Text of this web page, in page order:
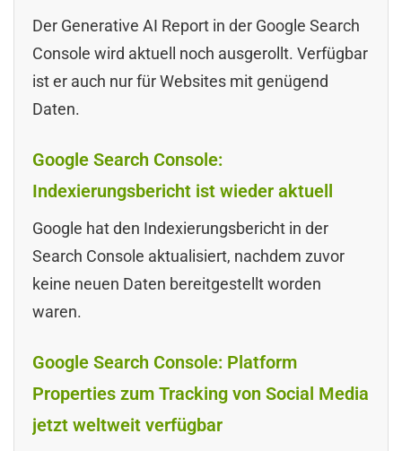
Der Generative AI Report in der Google Search
Console wird aktuell noch ausgerollt. Verfügbar
ist er auch nur für Websites mit genügend
Daten.
Google Search Console:
Indexierungsbericht ist wieder aktuell
Google hat den Indexierungsbericht in der
Search Console aktualisiert, nachdem zuvor
keine neuen Daten bereitgestellt worden
waren.
Google Search Console: Platform
Properties zum Tracking von Social Media
jetzt weltweit verfügbar